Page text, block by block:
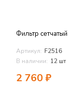
Фильтр
Артикул: F2516
В наличии: 12 шт
2 760₽